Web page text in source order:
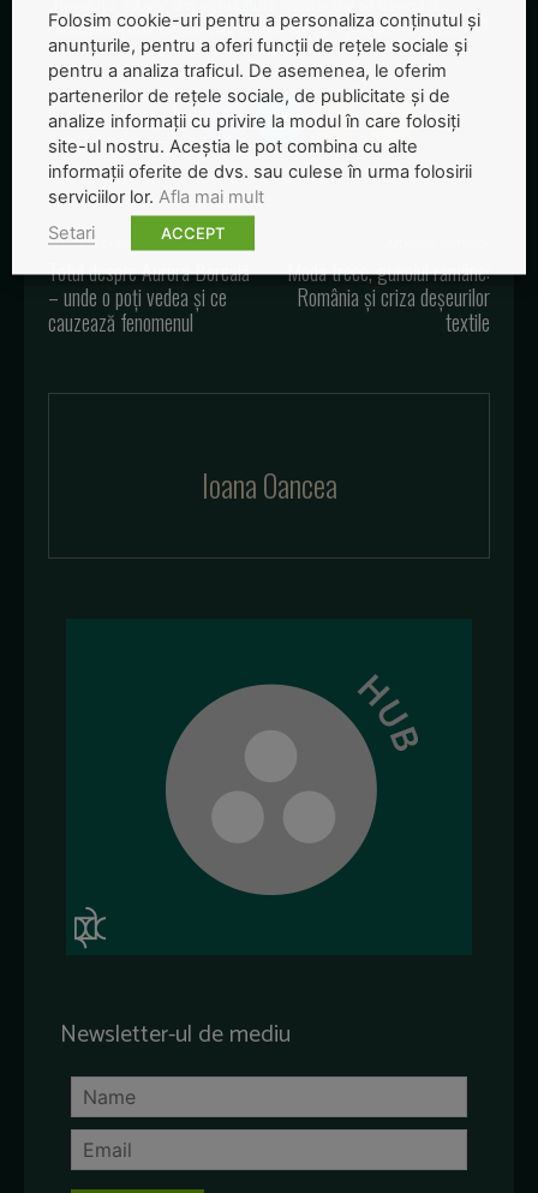
„Revoluția solară” din agricultură riscă astfel să devină o
catastrofă pentru rezervele de apă ale țării, potrivitMediafax.
Articolul precedent
Totul despre Aurora Boreală
– unde o poți vedea și ce
cauzează fenomenul
Moda trece, gunoiul rămâne:
România și criza deșeurilor
textile
Ioana Oancea
Newsletter-ul de mediu
Folosim cookie-uri pentru a personaliza conținutul și
anunțurile, pentru a oferi funcții de rețele sociale și
pentru a analiza traficul. De asemenea, le oferim
partenerilor de rețele sociale, de publicitate și de
analize informații cu privire la modul în care folosiți
site-ul nostru. Aceștia le pot combina cu alte
informații oferite de dvs. sau culese în urma folosirii
serviciilor lor. Afla mai mult
Setari
ACCEPT